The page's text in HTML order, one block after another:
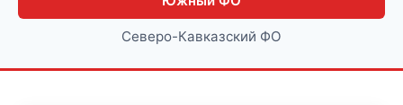
Северо-Кавказский ФО